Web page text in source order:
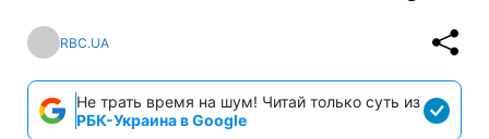
RBC.UA
Не трать время на шум! Читай только суть из
РБК-Украина в Google